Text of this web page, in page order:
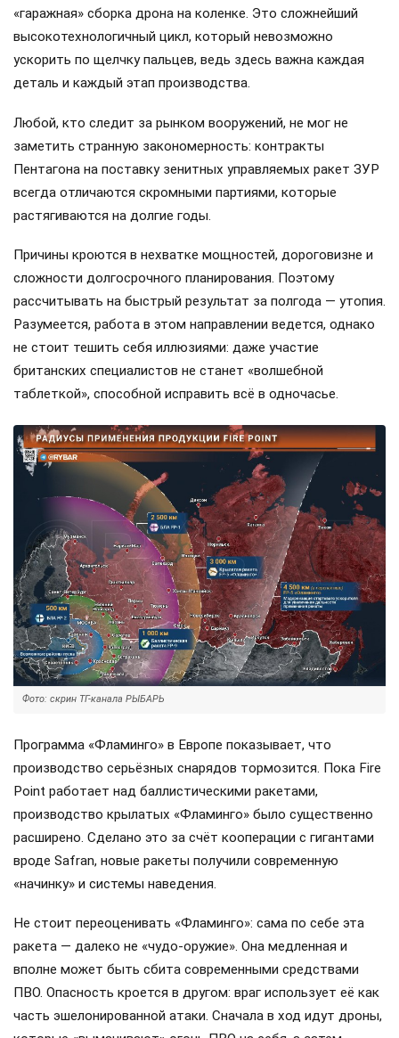
«гаражная» сборка дрона на коленке. Это сложнейший
высокотехнологичный цикл, который невозможно
ускорить по щелчку пальцев, ведь здесь важна каждая
деталь и каждый этап производства.
Любой, кто следит за рынком вооружений, не мог не
заметить странную закономерность: контракты
Пентагона на поставку зенитных управляемых ракет ЗУР
всегда отличаются скромными партиями, которые
растягиваются на долгие годы.
Причины кроются в нехватке мощностей, дороговизне и
сложности долгосрочного планирования. Поэтому
рассчитывать на быстрый результат за полгода — утопия.
Разумеется, работа в этом направлении ведется, однако
не стоит тешить себя иллюзиями: даже участие
британских специалистов не станет «волшебной
таблеткой», способной исправить всё в одночасье.
Фото: скрин ТГ-канала РЫБАРЬ
Программа «Фламинго» в Европе показывает, что
производство серьёзных снарядов тормозится. Пока Fire
Point работает над баллистическими ракетами,
производство крылатых «Фламинго» было существенно
расширено. Сделано это за счёт кооперации с гигантами
вроде Safran, новые ракеты получили современную
«начинку» и системы наведения.
Не стоит переоценивать «Фламинго»: сама по себе эта
ракета — далеко не «чудо-оружие». Она медленная и
вполне может быть сбита современными средствами
ПВО. Опасность кроется в другом: враг использует её как
часть эшелонированной атаки. Сначала в ход идут дроны,